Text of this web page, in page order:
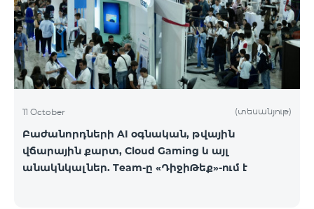
11 October (տեսանյութ)
Բաժանորդների AI օգնական, թվային
վճարային քարտ, Cloud Gaming և այլ
անակնկալներ. Team-ը «ԴիջիԹեք»-ում է